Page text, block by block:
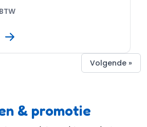
Volgende »
& promotie